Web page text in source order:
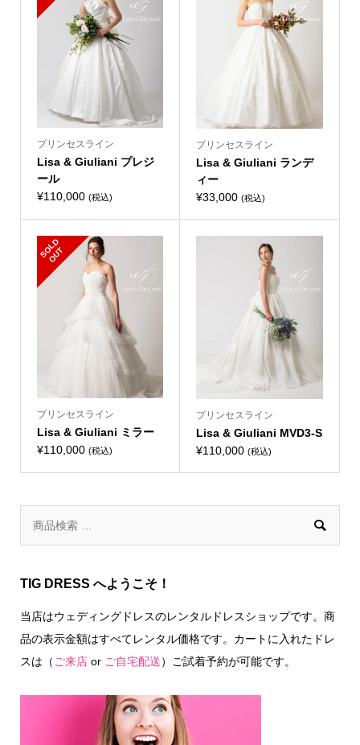
プリンセスライン
Lisa & Giuliani プレジ
ール
¥110,000 (税込)
プリンセスライン
Lisa & Giuliani ランデ
ィー
¥33,000 (税込)
S
O
L
D
O
U
T
プリンセスライン
Lisa & Giuliani ミラー
¥110,000 (税込)
プリンセスライン
Lisa & Giuliani MVD3-S
¥110,000 (税込)

TIG DRESS へようこそ！
当店はウェディングドレスのレンタルドレスショップです。商
品の表示金額はすべてレンタル価格です。カートに入れたドレ
スは（ ご来店or ご自宅配送）ご試着予約が可能です。